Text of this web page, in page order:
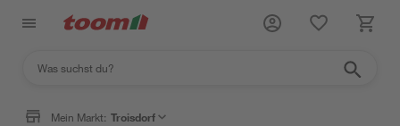
Mein Markt: Troisdorf